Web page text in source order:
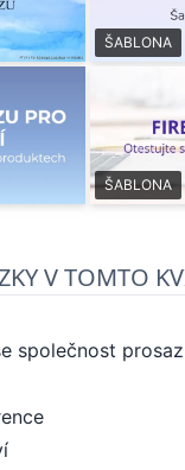
ŠABLONA
ŠABLONA
V TOMTO
společnost